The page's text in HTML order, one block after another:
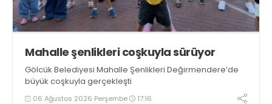
Mahalle şenlikleri coşkuyla sürüyor
Gölcük Belediyesi Mahalle Şenlikleri Değirmendere’de
büyük coşkuyla gerçekleşti
06 Ağustos 2026 Perşembe 17:16